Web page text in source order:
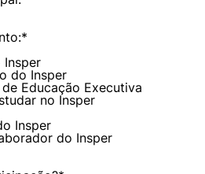
*
Insper
do Insper
Educação Executiva
no Insper
Insper
do Insper